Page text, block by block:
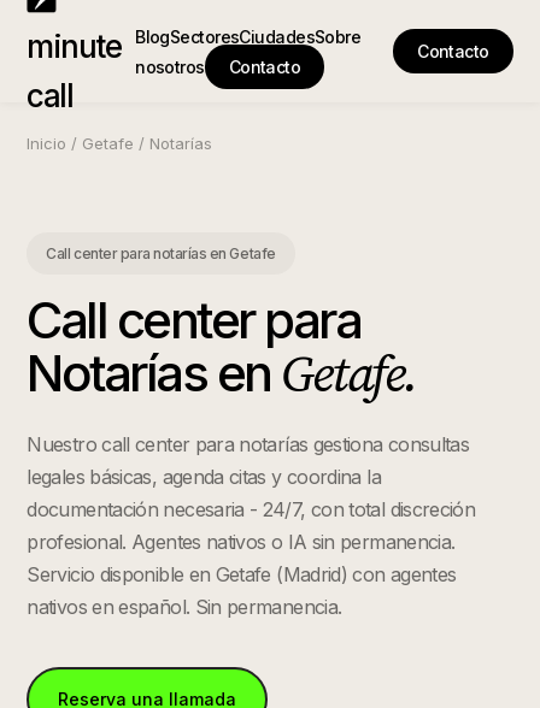
minute
call
BlogSectoresCiudadesSobre
nosotros
Contacto
Contacto
Inicio / Getafe / Notarías
Call center para notarías enGetafe
Call center para
Notaríasen Getafe.
Nuestro call center para notarías gestiona consultas
legales básicas, agenda citas y coordina la
documentación necesaria - 24/7, con total discreción
profesional. Agentes nativos o IA sin permanencia.
Servicio disponible en Getafe (Madrid) con agentes
nativos en español. Sin permanencia.
Reserva una llamada